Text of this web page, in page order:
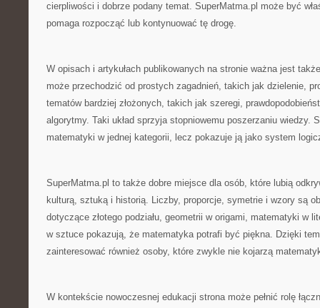
cierpliwości i dobrze podany temat. SuperMatma.pl może być
pomaga rozpocząć lub kontynuować tę drogę.
W opisach i artykułach publikowanych na stronie ważna jest
może przechodzić od prostych zagadnień, takich jak dzielenie,
tematów bardziej złożonych, takich jak szeregi,
algorytmy. Taki układ sprzyja stopniowemu poszerzaniu wiedzy.
matematyki w jednej kategorii, lecz pokazuje ją jako system
SuperMatma.pl to także dobre miejsce dla osób, które lubią
kulturą, sztuką i historią. Liczby, proporcje, symetrie i wzory są
dotyczące złotego podziału, geometrii w origami, matematyki w
w sztuce pokazują, że matematyka potrafi być piękna. Dzięki
zainteresować również osoby, które zwykle nie kojarzą
W kontekście nowoczesnej edukacji strona może pełnić rolę